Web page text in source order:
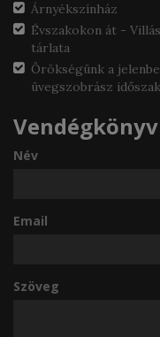
Árnyékszínház
Évszakokon át -
tárlata
Örökségünk a
üvegszobrász
Vendégkönyv
Név
Email
Szöveg